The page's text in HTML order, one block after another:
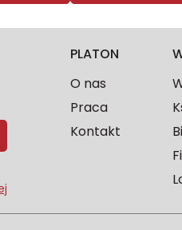
PLATON
O nas
Praca
Kontakt